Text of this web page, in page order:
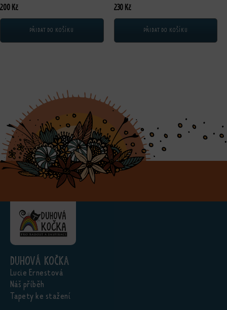
200 Kč
PŘIDAT DO KOŠÍKU
230 Kč
PŘIDAT DO KOŠÍKU
Duhová kočka
Lucie Ernestová
Náš příběh
Tapety ke stažení